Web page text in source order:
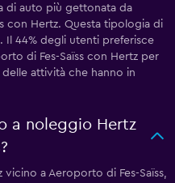
di auto più gettonata da
con Hertz. Questa tipologia di
Il 44% degli utenti preferisce
di Fes-Saïss con Hertz per
attività che hanno in
a noleggio Hertz
a Aeroporto di Fes-Saïss,